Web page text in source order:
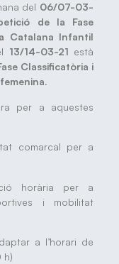
del 06/07-03-
de la Fase
Catalana Infantil
13/14-03-21 està
Classificatòria i
.
per a aquestes
comarcal per a
horària per a
i mobilitat
a l’horari de
h)